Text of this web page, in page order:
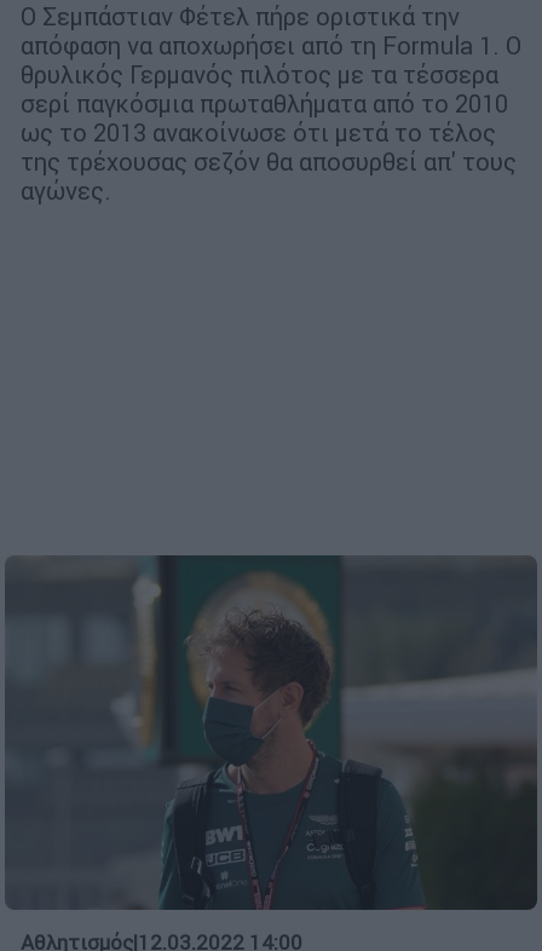
Ο Σεμπάστιαν Φέτελ πήρε οριστικά την
απόφαση να αποχωρήσει από τη Formula 1. O
θρυλικός Γερμανός πιλότος με τα τέσσερα
σερί παγκόσμια πρωταθλήματα από το 2010
ως το 2013 ανακοίνωσε ότι μετά το τέλος
της τρέχουσας σεζόν θα αποσυρθεί απ' τους
αγώνες.
Αθλητισμός|12.03.2022 14:00